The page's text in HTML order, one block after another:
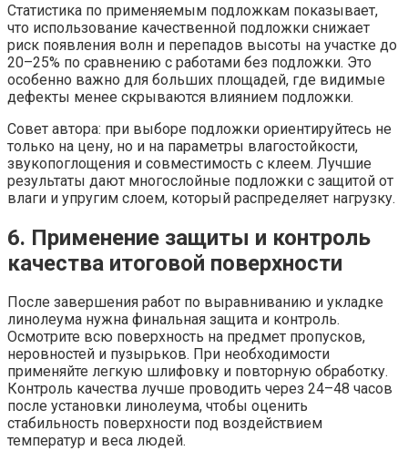
Статистика по применяемым подложкам показывает,
что использование качественной подложки снижает
риск появления волн и перепадов высоты на участке до
20–25% по сравнению с работами без подложки. Это
особенно важно для больших площадей, где видимые
дефекты менее скрываются влиянием подложки.
Совет автора: при выборе подложки ориентируйтесь не
только на цену, но и на параметры влагостойкости,
звукопоглощения и совместимость с клеем. Лучшие
результаты дают многослойные подложки с защитой от
влаги и упругим слоем, который распределяет нагрузку.
6. Применение защиты и контроль
качества итоговой поверхности
После завершения работ по выравниванию и укладке
линолеума нужна финальная защита и контроль.
Осмотрите всю поверхность на предмет пропусков,
неровностей и пузырьков. При необходимости
применяйте легкую шлифовку и повторную обработку.
Контроль качества лучше проводить через 24–48 часов
после установки линолеума, чтобы оценить
стабильность поверхности под воздействием
температур и веса людей.